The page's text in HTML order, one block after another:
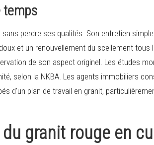
temps
perdre ses qualités. Son entretien
et un renouvellement du scellement tous
de son aspect originel. Les études
selon la NKBA. Les agents immobiliers
d'un plan de travail en granit,
granit rouge en